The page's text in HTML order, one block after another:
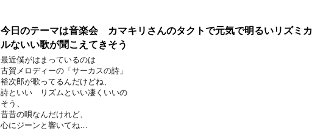
今日のテーマは音楽会 カマキリさんのタクトで元気で明るいリズミカ
ルないい歌が聞こえてきそう
最近僕がはまっているのは
古賀メロディーの「サーカスの詩」
裕次郎が歌ってるんだけどね、
詩といい リズムといい凄くいいの
そう、
昔昔の唄なんだけれど、
心にジーンと響いてね…